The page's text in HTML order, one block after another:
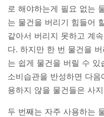
로 해야하는게 필요 없는
는 물건을 버리기 힘들어
같아서 버리지 못하고 계
다. 하지만 한 번 물건을
는 쉽게 물건을 버릴 수 있
소비습관을 반성하면 다
용하지 않을 물건들은 사
두 번째는 자주 사용하는